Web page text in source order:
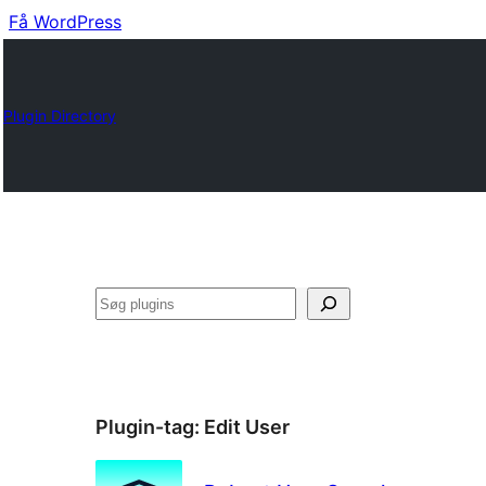
Få WordPress
Plugin Directory
Søg
Plugin-tag: Edit User